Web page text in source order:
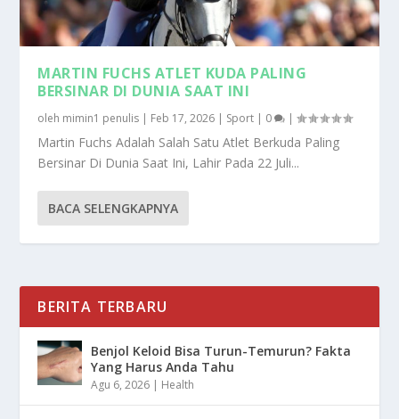
MARTIN FUCHS ATLET KUDA PALING
BERSINAR DI DUNIA SAAT INI
oleh mimin1 penulis | Feb 17, 2026 | Sport | 0 |
Martin Fuchs Adalah Salah Satu Atlet Berkuda Paling
Bersinar Di Dunia Saat Ini, Lahir Pada 22 Juli...
BACA SELENGKAPNYA
BERITA TERBARU
Benjol Keloid Bisa Turun-Temurun? Fakta
Yang Harus Anda Tahu
Agu 6, 2026 | Health